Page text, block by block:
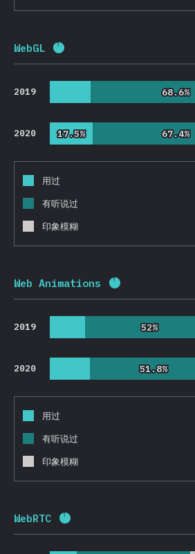
WebGL 完成率:
2019 68.6%
68.6%
2020 17.5%
17.5% 67.4%
67.4%
用过
有听说过
印象模糊
Web Animations 完成率:
2019 52%
52%
2020 51.8%
51.8%
用过
有听说过
印象模糊
WebRTC 完成率: